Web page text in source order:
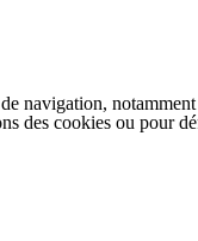
navigation,
des cookies ou pour